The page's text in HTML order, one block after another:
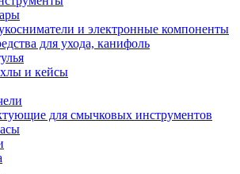
и электронные компоненты
для ухода, канифоль
и кейсы
для смычковых инструментов